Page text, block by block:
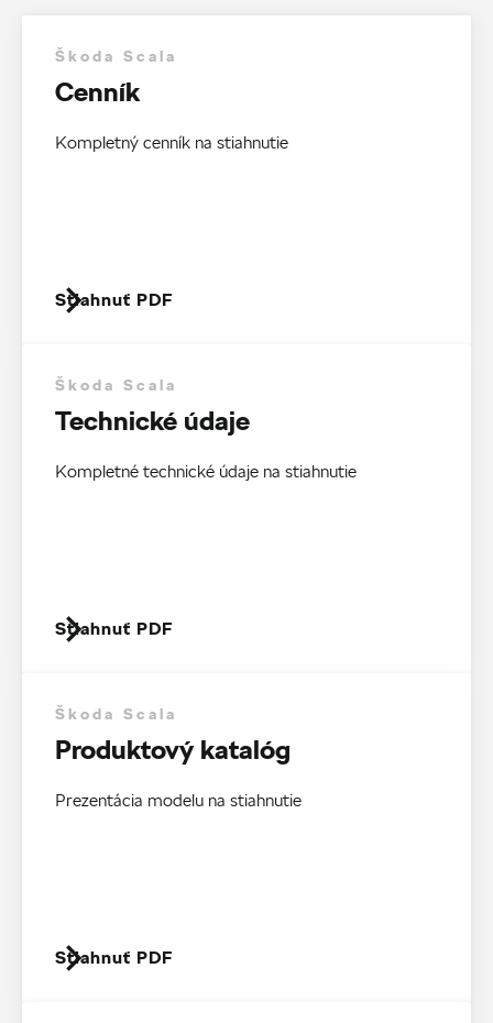
Škoda Scala
Cenník
Kompletný cenník na stiahnutie
Stiahnuť PDF
Škoda Scala
Technické údaje
Kompletné technické údaje na stiahnutie
Stiahnuť PDF
Škoda Scala
Produktový katalóg
Prezentácia modelu na stiahnutie
Stiahnuť PDF